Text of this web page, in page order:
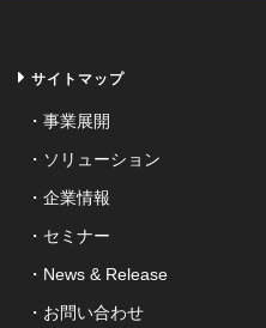
サイトマップ
事業展開
ソリューション
企業情報
セミナー
News & Release
お問い合わせ